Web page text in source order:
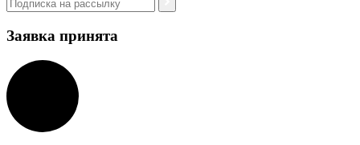
Заявка принята